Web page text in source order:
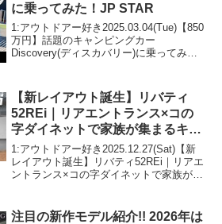
に乗ってみた！JP STAR
1:アウトドアー好き2025.03.04(Tue)【850
万円】話題のキャンピングカー
Discovery(ディスカバリー)に乗ってみ
2025.03.04(Tue)...
【新レイアウト誕生】リバティ
52REi｜リアエントランス×コの
字ダイネットで家族が集まるキャ
ブコン【ジャパンキャンピングカ
ーショー2026出展】
1:アウトドアー好き2025.12.27(Sat)【新
レイアウト誕生】リバティ52REi｜リアエ
ントランス×コの字ダイネットで家族が集
しいぞ、見逃さないで！！2:ア...
注目の新作モデル紹介!! 2026年は